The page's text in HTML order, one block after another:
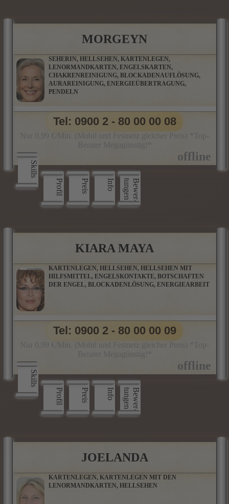
MORGEYN
SEHERIN, HELLSEHEN, KARTENLEGEN,
LENORMANDKARTEN, ENGELSKARTEN,
CHAKRENREINIGUNG, BLOCKADENAUFLÖSUNG,
AURAREINIGUNG, ENERGIEÜBERTRAGUNG,
PENDELN
Skills
Profil
Preis Info B
e
w
e
r
­
t
u
n
g
e
n
Tel: 0900 2 - 80 00 00 08
KIARA MAYA
KARTENLEGEN, HELLSEHEN, HELLSEHEN MIT
HILFSMITTEL, ENGELSKONTAKTE, BOTSCHAFTEN
DER ENGEL, BLOCKADENLÖSUNG, ENERGIEARBEIT
Skills
Profil
Preis Info B
e
w
e
r
­
t
u
n
g
e
n
Tel: 0900 2 - 80 00 00 09
JOELANDA
KARTENLEGEN, KARTENLEGEN MIT DEN
LENORMANDKARTEN, HELLSEHEN